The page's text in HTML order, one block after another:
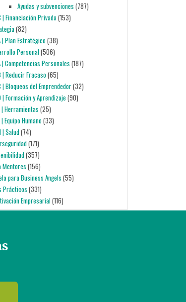
Ayudas y subvenciones (787)
| Financiación Privada(153)
(82)
| Plan Estratégico(38)
Personal(506)
| Competencias Personales(187)
| Reducir Fracaso(65)
| Bloqueos del Emprendedor(32)
| Formación y Aprendizaje (90)
| Herramientas(25)
| Equipo Humano(33)
| Salud(74)
(171)
(357)
Mentores(156)
para Business Angels (55)
Prácticos (331)
Empresarial(116)